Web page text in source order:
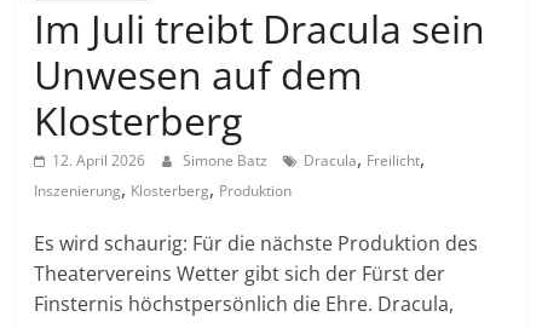
Im Juli treibt Dracula sein
Unwesen auf dem
Klosterberg
12. April 2026 Simone Batz Dracula, Freilicht,
Inszenierung, Klosterberg, Produktion
Es wird schaurig: Für die nächste Produktion des
Theatervereins Wetter gibt sich der Fürst der
Finsternis höchstpersönlich die Ehre. Dracula,